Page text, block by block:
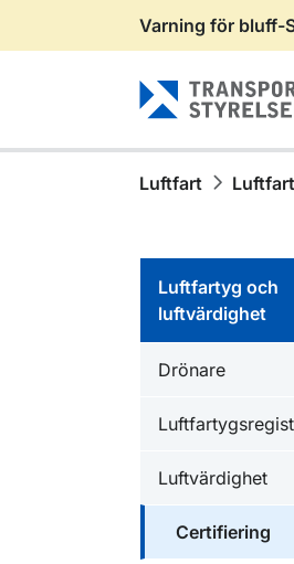
Gå till sidans innehåll
Varning för bluff-
Luftfart
Luftfartyg och
luftvärdighet
Drönare
Luftvärdighet
Certifiering